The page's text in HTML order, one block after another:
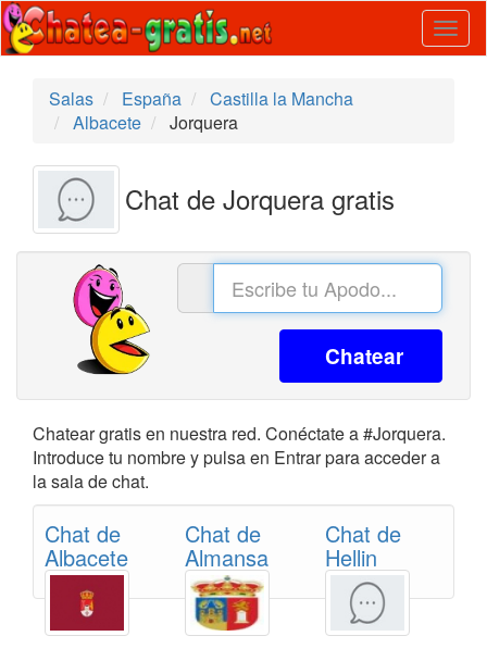
Salas
España
Castilla la Mancha
Albacete
Jorquera
Chat de Jorquera gratis
Chatear
Chatear gratis en nuestra red. Conéctate a #Jorquera.
Introduce tu nombre y pulsa en Entrar para acceder a
la sala de chat.
Chat de
Albacete
Chat de
Almansa
Chat de
Hellin